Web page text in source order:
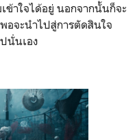
ข้าใจได้อยู่ นอกจากนั้นก็จะ
อจะนำไปสู่การตัดสินใจ
นั่นเอง